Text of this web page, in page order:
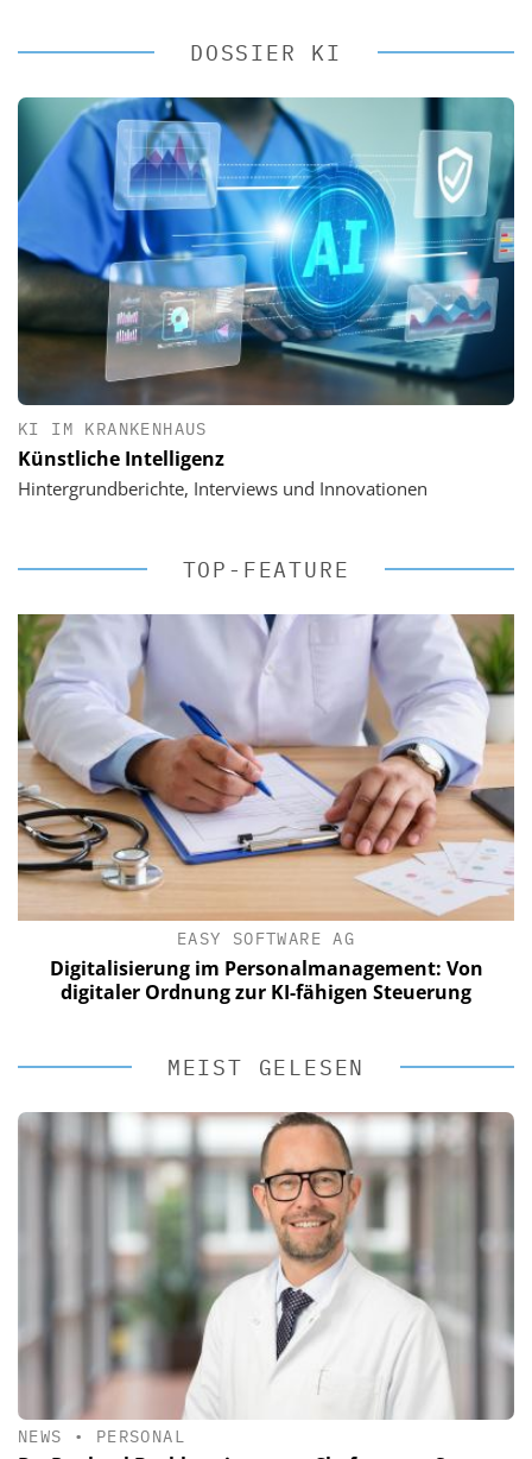
DOSSIER KI
KI IM KRANKENHAUS
Künstliche Intelligenz
Hintergrundberichte, Interviews und Innovationen
TOP-FEATURE
EASY SOFTWARE AG
Digitalisierung im Personalmanagement: Von
digitaler Ordnung zur KI-fähigen Steuerung
MEIST GELESEN
NEWS • PERSONAL